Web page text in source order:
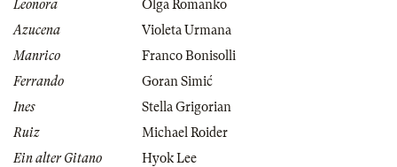
Leonora
Olga Romanko
Azucena
Violeta Urmana
Manrico
Franco Bonisolli
Ferrando
Goran Simić
Ines
Stella Grigorian
Ruiz
Michael Roider
Ein alter Gitano
Hyok Lee